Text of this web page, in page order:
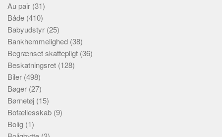
Au pair (31)
Både (410)
Babyudstyr (25)
Bankhemmelighed (38)
Begrænset skattepligt (36)
Beskatningsret (128)
Biler (498)
Bøger (27)
Børnetøj (15)
Bofællesskab (9)
Bolig (1)